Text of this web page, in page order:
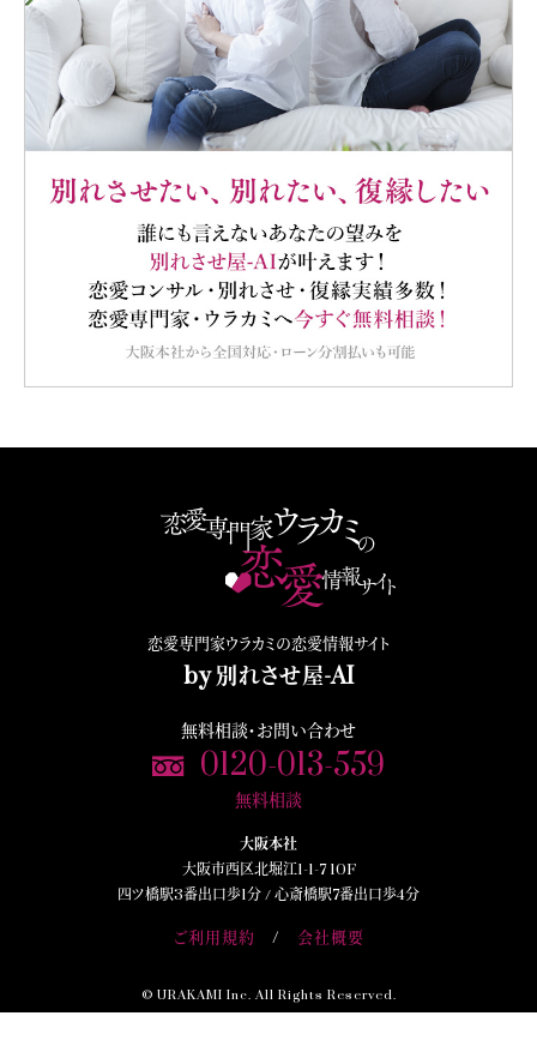
恋愛専門家ウラカミの恋愛情報サイト
by 別れさせ屋-AI
無料相談・お問い合わせ
0120-013-559
無料相談
大阪本社
大阪市西区北堀江1-1-7 10F
四ツ橋駅3番出口歩1分 /心斎橋駅7番出口歩4分
ご利用規約 会社概要
© URAKAMI Inc. All Rights Reserved.